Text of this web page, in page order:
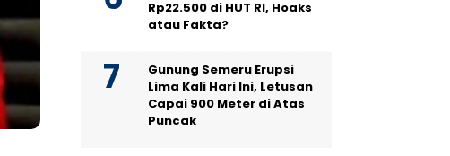
Rp22.500 di HUT RI, Hoaks
atau Fakta?
Gunung Semeru Erupsi
Lima Kali Hari Ini, Letusan
Capai 900 Meter di Atas
Puncak